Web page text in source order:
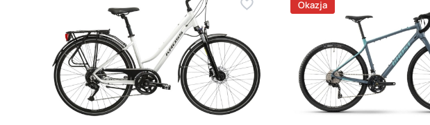
Okazja